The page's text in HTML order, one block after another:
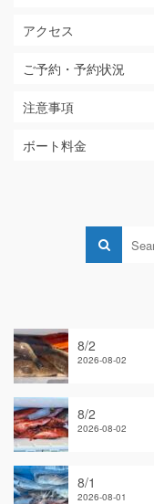
アクセス
ご予約・予約状況
注意事項
ボート料金
8/2
2026-08-02
8/2
2026-08-02
8/1
2026-08-01